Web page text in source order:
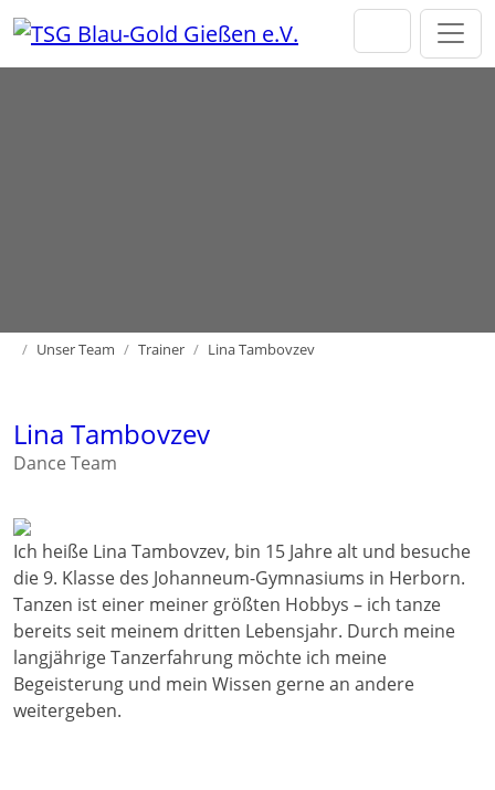
Direkt zur Hauptnavigation springen
Direkt zum Inhalt springen
HomeUnser Team Trainer Lina Tambovzev
Lina Tambovzev
Dance Team
Ich heiße Lina Tambovzev, bin 15 Jahre alt und besuche
die 9. Klasse des Johanneum-Gymnasiums in Herborn.
Tanzen ist einer meiner größten Hobbys – ich tanze
bereits seit meinem dritten Lebensjahr. Durch meine
langjährige Tanzerfahrung möchte ich meine
Begeisterung und mein Wissen gerne an andere
weitergeben.